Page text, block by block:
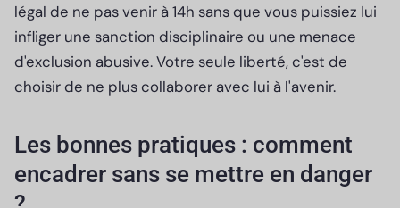
légal de ne pas venir à 14h sans que vous puissiez lui
infliger une sanction disciplinaire ou une menace
d'exclusion abusive. Votre seule liberté, c'est de
choisir de ne plus collaborer avec lui à l'avenir.
Les bonnes pratiques : comment
encadrer sans se mettre en danger